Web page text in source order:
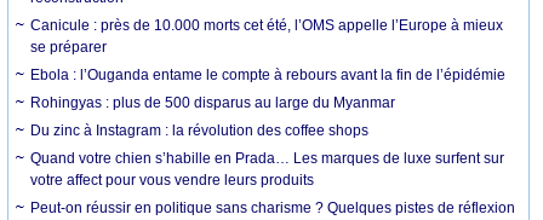
Canicule : près de 10.000 morts cet été, l’OMS appelle l’Europe à mieux
se préparer
Ebola : l’Ouganda entame le compte à rebours avant la fin de l’épidémie
Rohingyas : plus de 500 disparus au large du Myanmar
Du zinc à Instagram : la révolution des coffee shops
Quand votre chien s’habille en Prada… Les marques de luxe surfent sur
votre affect pour vous vendre leurs produits
Peut-on réussir en politique sans charisme ? Quelques pistes de réflexion